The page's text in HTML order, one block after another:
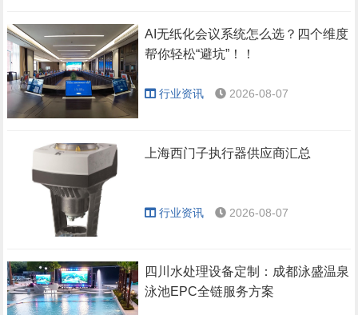
AI无纸化会议系统怎么选？四个维度
帮你轻松“避坑”！！
行业资讯 2026-08-07
上海西门子执行器供应商汇总
行业资讯 2026-08-07
四川水处理设备定制：成都泳盛温泉
泳池EPC全链服务方案